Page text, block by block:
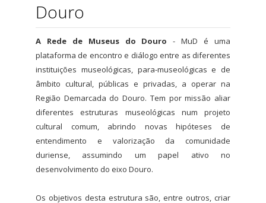
Douro
A Rede de Museus do Douro - MuD é uma
plataforma de encontro e diálogo entre as diferentes
instituições museológicas, para-museológicas e de
âmbito cultural, públicas e privadas, a operar na
Região Demarcada do Douro. Tem por missão aliar
diferentes estruturas museológicas num projeto
cultural comum, abrindo novas hipóteses de
entendimento e valorização da comunidade
duriense, assumindo um papel ativo no
desenvolvimento do eixo Douro.
Os objetivos desta estrutura são, entre outros, criar